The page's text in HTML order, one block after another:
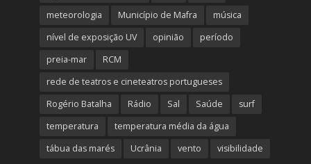
meteorologia
Município de Mafra
música
nível de exposição UV
opinião
período
preia-mar
RCM
rede de teatros e cineteatros portugueses
Rogério Batalha
Rádio Sal Saúde
surf
temperatura
temperatura média da água
tábua das marés
Ucrânia vento visibilidade